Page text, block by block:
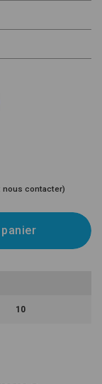
15-12
nous contacter)
10